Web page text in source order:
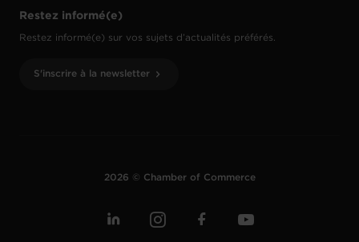
Restez informé(e)
Restez informé(e) sur vos sujets d’actualités préférés.
S'inscrire à la newsletter
2026 © Chamber of Commerce